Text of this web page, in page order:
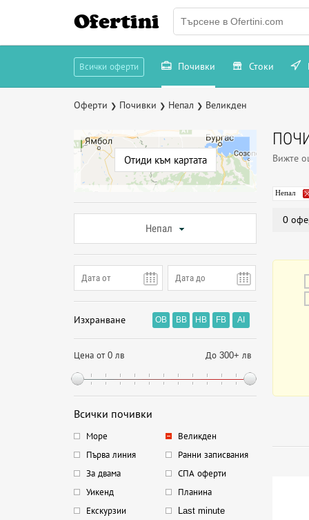
Ofertini
Всички оферти Почивки Стоки
Оферти ❯ Почивки ❯ Непал ❯ Великден
Отиди към картата
Непал
Изхранване OB BB HB FB AI
Цена от 0 лв До 300+ лв
Всички почивки
Море
Великден
Първа линия
Ранни записвания
За двама
СПА оферти
Уикенд
Планина
Екскурзии
Last minute
Вижте
Непал
0